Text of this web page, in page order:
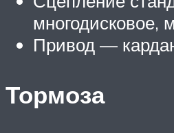
многодисковое,
Привод —
Тормоза